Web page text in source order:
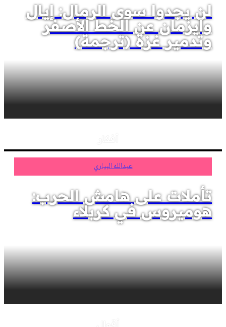
لن يجدوا سوى الرمال: إيال
وايزمان عن الخط الأصفر
وتدمير غزة (ترجمة)
عبدالله البياري
تأملات على هامش الحرب:
هوميروس في كربلاء